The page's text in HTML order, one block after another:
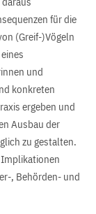
für die
(Greif-)Vögeln
und
konkreten
ergeben und
Ausbau der
zu gestalten.
, Behörden- und